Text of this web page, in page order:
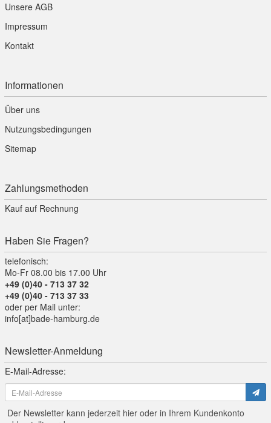
Unsere AGB
Impressum
Kontakt
Informationen
Über uns
Nutzungsbedingungen
Sitemap
Zahlungsmethoden
Kauf auf Rechnung
Haben Sie Fragen?
telefonisch:
Mo-Fr 08.00 bis 17.00 Uhr
+49 (0)40 - 713 37 32
+49 (0)40 - 713 37 33
oder per Mail unter:
info[at]bade-hamburg.de
Newsletter-Anmeldung
E-Mail-Adresse:
Der Newsletter kann jederzeit hier oder in Ihrem Kundenkonto